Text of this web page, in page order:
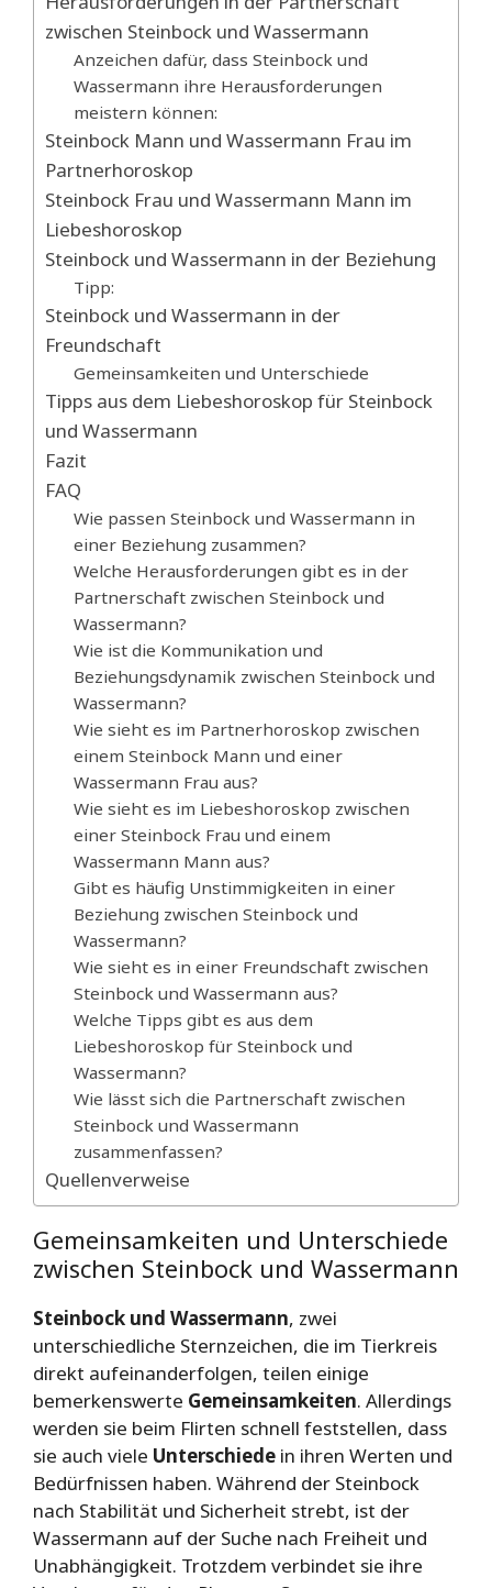
zwischen Steinbock und Wassermann
Anzeichen dafür, dass Steinbock und
Wassermann ihre Herausforderungen
meistern können:
Steinbock Mann und Wassermann Frau im
Partnerhoroskop
Steinbock Frau und Wassermann Mann im
Liebeshoroskop
Steinbock und Wassermann in der Beziehung
Tipp:
Steinbock und Wassermann in der
Freundschaft
Gemeinsamkeiten und Unterschiede
Tipps aus dem Liebeshoroskop für Steinbock
und Wassermann
Fazit
FAQ
Wie passen Steinbock und Wassermann in
einer Beziehung zusammen?
Welche Herausforderungen gibt es in der
Partnerschaft zwischen Steinbock und
Wassermann?
Wie ist die Kommunikation und
Beziehungsdynamik zwischen Steinbock und
Wassermann?
Wie sieht es im Partnerhoroskop zwischen
einem Steinbock Mann und einer
Wassermann Frau aus?
Wie sieht es im Liebeshoroskop zwischen
einer Steinbock Frau und einem
Wassermann Mann aus?
Gibt es häufig Unstimmigkeiten in einer
Beziehung zwischen Steinbock und
Wassermann?
Wie sieht es in einer Freundschaft zwischen
Steinbock und Wassermann aus?
Welche Tipps gibt es aus dem
Liebeshoroskop für Steinbock und
Wassermann?
Wie lässt sich die Partnerschaft zwischen
Steinbock und Wassermann
zusammenfassen?
Quellenverweise
Gemeinsamkeiten und Unterschiede
zwischen Steinbock und Wassermann
Steinbock und Wassermann, zwei
unterschiedliche Sternzeichen, die im Tierkreis
direkt aufeinanderfolgen, teilen einige
bemerkenswerte Gemeinsamkeiten. Allerdings
werden sie beim Flirten schnell feststellen, dass
sie auch viele Unterschiede in ihren Werten und
Bedürfnissen haben. Während der Steinbock
nach Stabilität und Sicherheit strebt, ist der
Wassermann auf der Suche nach Freiheit und
Unabhängigkeit. Trotzdem verbindet sie ihre